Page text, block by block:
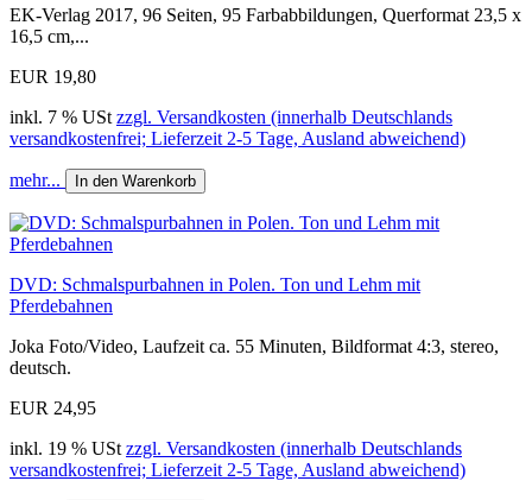
EK-Verlag 2017, 96 Seiten, 95 Farbabbildungen, Querformat 23,5 x
16,5 cm,...
EUR 19,80
inkl. 7 % USt zzgl. Versandkosten (innerhalb Deutschlands
versandkostenfrei; Lieferzeit 2-5 Tage, Ausland abweichend)
mehr... In den Warenkorb
DVD: Schmalspurbahnen in Polen. Ton und Lehm mit
Pferdebahnen
Joka Foto/Video, Laufzeit ca. 55 Minuten, Bildformat 4:3, stereo,
deutsch.
EUR 24,95
inkl. 19 % USt zzgl. Versandkosten (innerhalb Deutschlands
versandkostenfrei; Lieferzeit 2-5 Tage, Ausland abweichend)